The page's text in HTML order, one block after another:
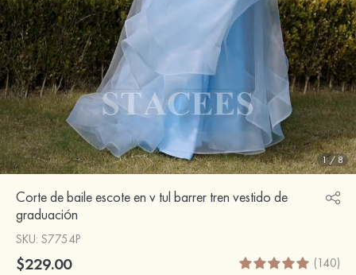
1/8
Corte de baile escote en v tul barrer tren vestido de
graduación
SKU: S7754P
$229.00 (140)